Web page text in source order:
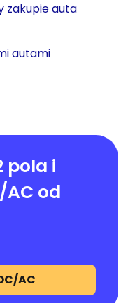
zakupie auta
autami
pola i
AC od
AC